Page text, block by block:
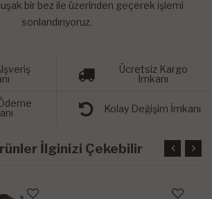
bir bez ile üzerinden geçerek işlemi
sonlandırıyoruz.
Ücretsiz Kargo
İmkanı
Kolay Değişim İmkanı
İlginizi Çekebilir